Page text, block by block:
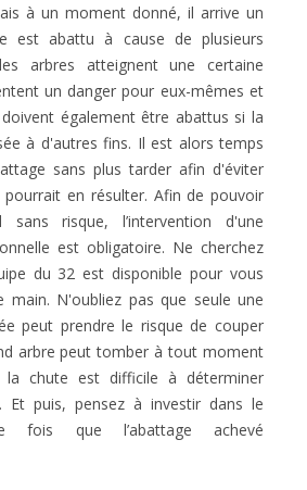
à un moment donné, il arrive un
est abattu à cause de plusieurs
arbres atteignent une certaine
un danger pour eux-mêmes et
également être abattus si la
à d'autres fins. Il est alors temps
sans plus tarder afin d'éviter
en résulter. Afin de pouvoir
risque, l’intervention d'une
est obligatoire. Ne cherchez
du 32 est disponible pour vous
main. N'oubliez pas que seule une
peut prendre le risque de couper
arbre peut tomber à tout moment
chute est difficile à déterminer
Et puis, pensez à investir dans le
fois que l’abattage achevé